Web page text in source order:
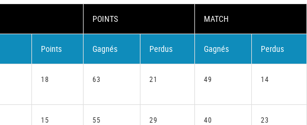
POINTS MATCH
Points Gagnés Perdus Gagnés Perdus
18 63 21 49 14
15 55 29 40 23